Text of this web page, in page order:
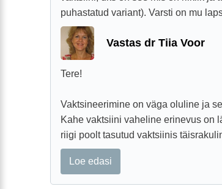
puhastatud variant). Varsti on mu
Vastas dr Tiia Voor
Tere!
Vaktsineerimine on väga oluline ja
Kahe vaktsiini vaheline erinevus on
riigi poolt tasutud vaktsiinis
Loe edasi